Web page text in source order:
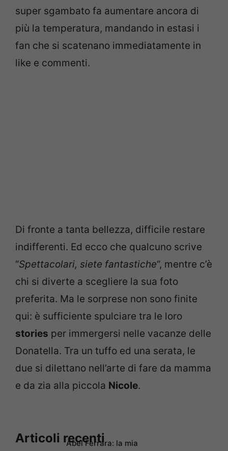
super sgambato fa aumentare ancora di
più la temperatura, mandando in estasi i
fan che si scatenano immediatamente in
like e commenti.
Di fronte a tanta bellezza, difficile restare
indifferenti. Ed ecco che qualcuno scrive
“Spettacolari, siete fantastiche“, mentre c’è
chi si diverte a scegliere la sua foto
preferita. Ma le sorprese non sono finite
qui: è sufficiente spulciare tra le loro
stories per immergersi nelle vacanze delle
Donatella. Tra un tuffo ed una serata, le
due si dilettano nell’arte di fare da mamma
e da zia alla piccola Nicole.
Articoli recenti
Abel Ferrara: la mia